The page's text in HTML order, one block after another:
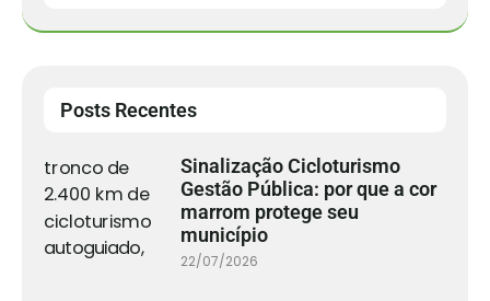
Posts Recentes
Sinalização Cicloturismo
Gestão Pública: por que a cor
marrom protege seu
município
22/07/2026